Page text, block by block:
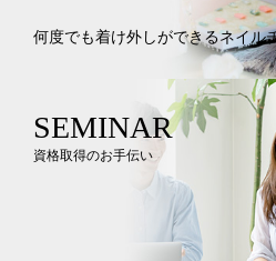
何度でも着け外しができるネイル
SEMINAR
資格取得のお手伝い